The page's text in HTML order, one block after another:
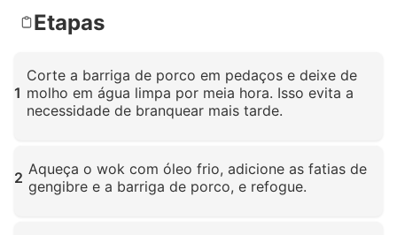
Etapas
1
Corte a barriga de porco em pedaços e deixe de
molho em água limpa por meia hora. Isso evita a
necessidade de branquear mais tarde.
2 Aqueça o wok com óleo frio, adicione as fatias de
gengibre e a barriga de porco, e refogue.